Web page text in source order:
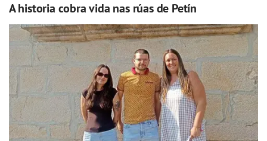
A historia cobra vida nas rúas de Petín